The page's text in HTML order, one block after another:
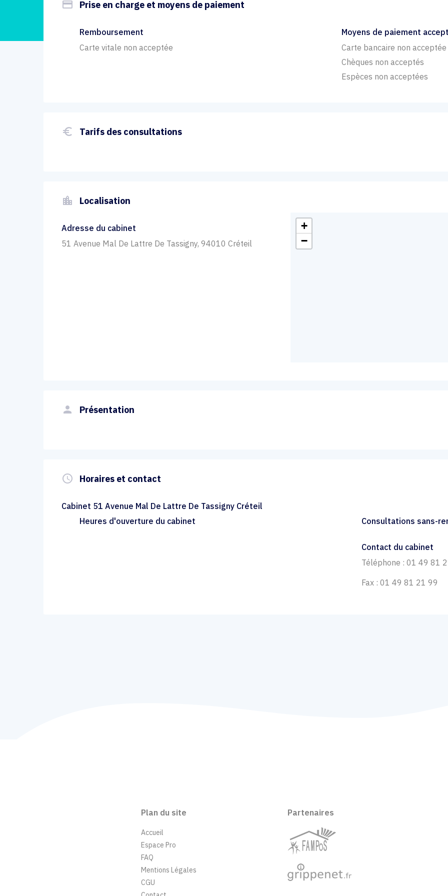
payment Prise en charge et moyens de paiement
Remboursement
Carte vitale non acceptée
Moyens de paiement
Carte bancaire non acceptée
Chèques non acceptés
Espèces non acceptées
euro_symbol Tarifs des consultations
location_city Localisation
Adresse du cabinet
51 Avenue Mal De Lattre De Tassigny, 94010 Créteil
+
−
person Présentation
query_builder Horaires et contact
Cabinet 51 Avenue Mal De Lattre De Tassigny Créteil
Heures d'ouverture du cabinet
Consultations sans-
Contact du cabinet
Téléphone : 01 49 81
Fax : 01 49 81 21 99
Plan du site
Accueil
Espace Pro
FAQ
Mentions Légales
CGU
Partenaires